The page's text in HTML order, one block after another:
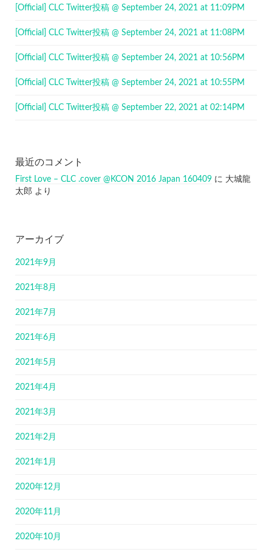
[Official] CLC Twitter投稿 @ September 24, 2021 at 11:09PM
[Official] CLC Twitter投稿 @ September 24, 2021 at 11:08PM
[Official] CLC Twitter投稿 @ September 24, 2021 at 10:56PM
[Official] CLC Twitter投稿 @ September 24, 2021 at 10:55PM
[Official] CLC Twitter投稿 @ September 22, 2021 at 02:14PM
最近のコメント
First Love – CLC .cover @KCON 2016 Japan 160409 に 大城龍
太郎 より
アーカイブ
2021年9月
2021年8月
2021年7月
2021年6月
2021年5月
2021年4月
2021年3月
2021年2月
2021年1月
2020年12月
2020年11月
2020年10月